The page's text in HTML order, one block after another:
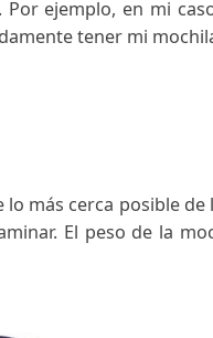
real pero, según
peso
100. Por